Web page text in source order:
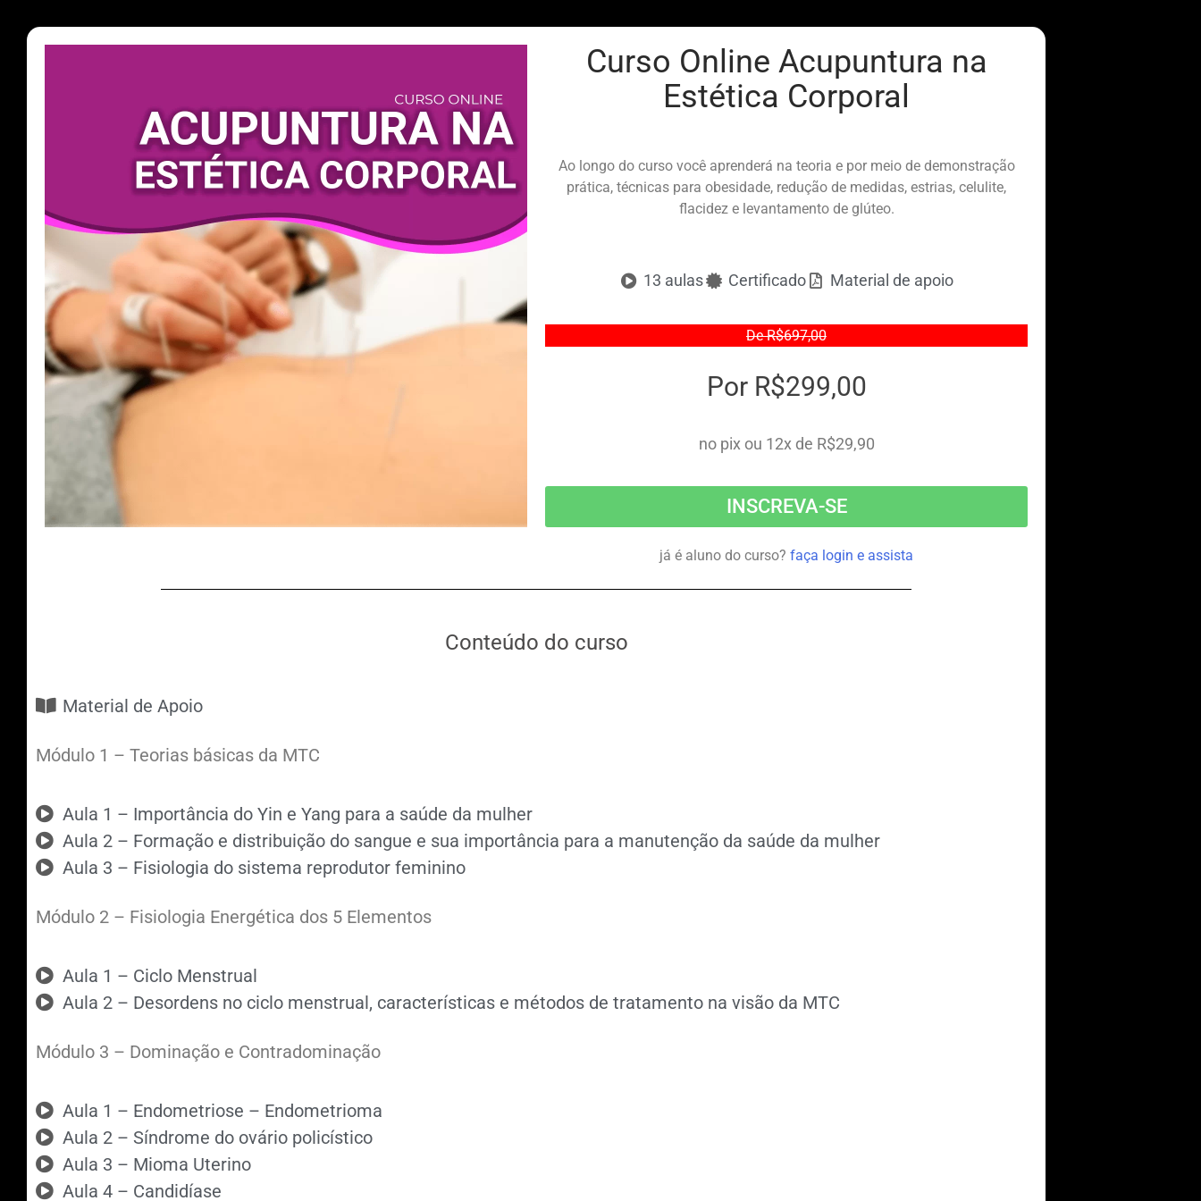
Curso Online Acupuntura na
Estética Corporal
Ao longo do curso você aprenderá na teoria e por meio de demonstração
prática, técnicas para obesidade, redução de medidas, estrias, celulite,
flacidez e levantamento de glúteo.
13 aulas Certificado Material de apoio
De R$697,00
Por R$299,00
no pix ou 12x de R$29,90
INSCREVA-SE
já é aluno do curso? faça login e assista
Conteúdo do curso
Material de Apoio
Módulo 1 – Teorias básicas da MTC
Aula 1 – Importância do Yin e Yang para a saúde da mulher
Aula 2 – Formação e distribuição do sangue e sua importância para a manutenção da saúde da mulher
Aula 3 – Fisiologia do sistema reprodutor feminino
Módulo 2 – Fisiologia Energética dos 5 Elementos
Aula 1 – Ciclo Menstrual
Aula 2 – Desordens no ciclo menstrual, características e métodos de tratamento na visão da MTC
Módulo 3 – Dominação e Contradominação
Aula 1 – Endometriose – Endometrioma
Aula 2 – Síndrome do ovário policístico
Aula 3 – Mioma Uterino
Aula 4 – Candidíase